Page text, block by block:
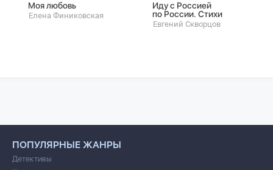
Моя любовь
Елена Финиковская
Иду с Россией
по России. Стихи
Евгений Скворцов
ПОПУЛЯРНЫЕ ЖАНРЫ
Детективы